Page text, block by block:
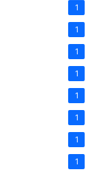
1
1
1
1
1
1
1
1